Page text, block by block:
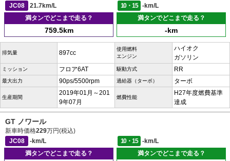
JC08
21.7km/L 10・15
-km/L
満タンでどこまで走る？
759.5km
満タンでどこまで走る？
-km
排気量 897cc
使用燃料
エンジン
ハイオク
ガソリン
ミッション フロア6AT 駆動方式 RR
最大出力 90ps/5500rpm 過給器（ターボ） ターボ
生産期間
2019年01月～201
9年07月
燃費性能
H27年度燃費基準
達成
GT ノワール
新車時価格229万円(税込)
JC08
-km/L 10・15
-km/L
満タンでどこまで走る？
満タンでどこまで走る？